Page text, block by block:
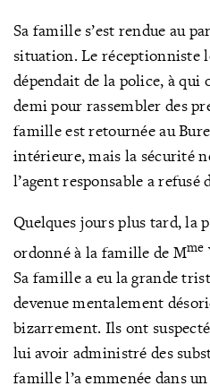
Sa famille s’est rendue au
situation. Le réceptionniste
dépendait de la police, à qui
demi pour rassembler des
famille est retournée au
intérieure, mais la sécurité
l’agent responsable a refusé
Quelques jours plus tard, la
ordonné à la famille de Mme
Sa famille a eu la grande
devenue mentalement
bizarrement. Ils ont
lui avoir administré des
famille l’a emmenée dans